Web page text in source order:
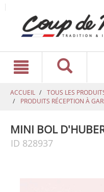
ACCUEIL TOUS LES
PRODUITS RÉCEPTION À
MINI BOL
ID 828937